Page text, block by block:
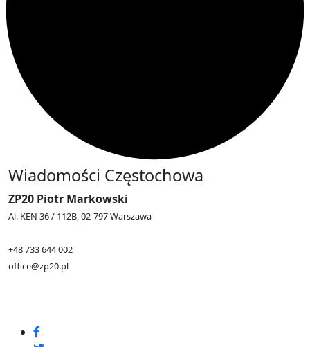
Wiadomości Częstochowa
ZP20 Piotr Markowski
Al. KEN 36 / 112B, 02-797 Warszawa
+48 733 644 002
office@zp20.pl